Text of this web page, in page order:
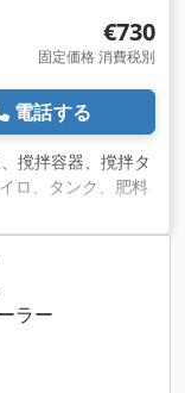
€730
固定価格 消費税別
電話する
撹拌容器、撹拌タ
ロ、タンク、肥料
スタンク：撹拌
ーネント：写真を
寸法：
ラー